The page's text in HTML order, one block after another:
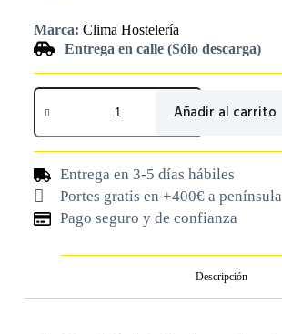
Marca: Clima Hostelería
Entrega en calle (Sólo descarga)
Añadir al carrito
Entrega en 3-5 días hábiles
Portes gratis en +400€ a península
Pago seguro y de confianza
Descripción